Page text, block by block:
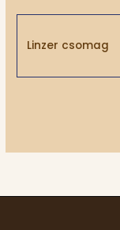
Linzer csomag